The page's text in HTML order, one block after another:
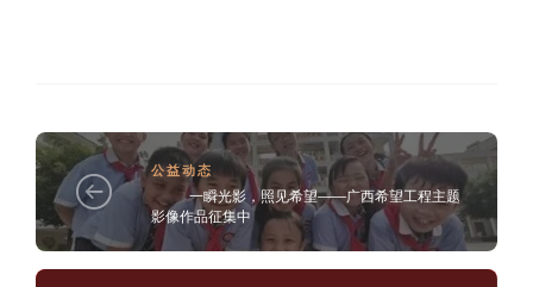
公益动态
一瞬光影，照见希望——广西希望工程主题
影像作品征集中